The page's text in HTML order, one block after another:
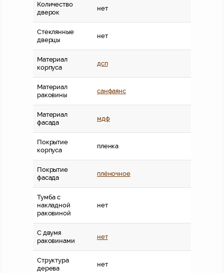
Количество
дверок
нет
Стеклянные
дверцы
нет
Материал
корпуса
дсп
Материал
раковины
санфаянс
Материал
фасада
мдф
Покрытие
корпуса
пленка
Покрытие
фасада
плёночное
Тумба с
накладной
раковиной
нет
С двумя
раковинами
нет
Структура
дерева
нет